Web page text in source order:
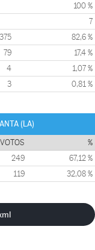
100 %
7
375 82,6 %
79 17,4 %
4 1,07 %
3 0,81 %
(LA)
VOTOS %
249 67,12 %
119 32,08 %